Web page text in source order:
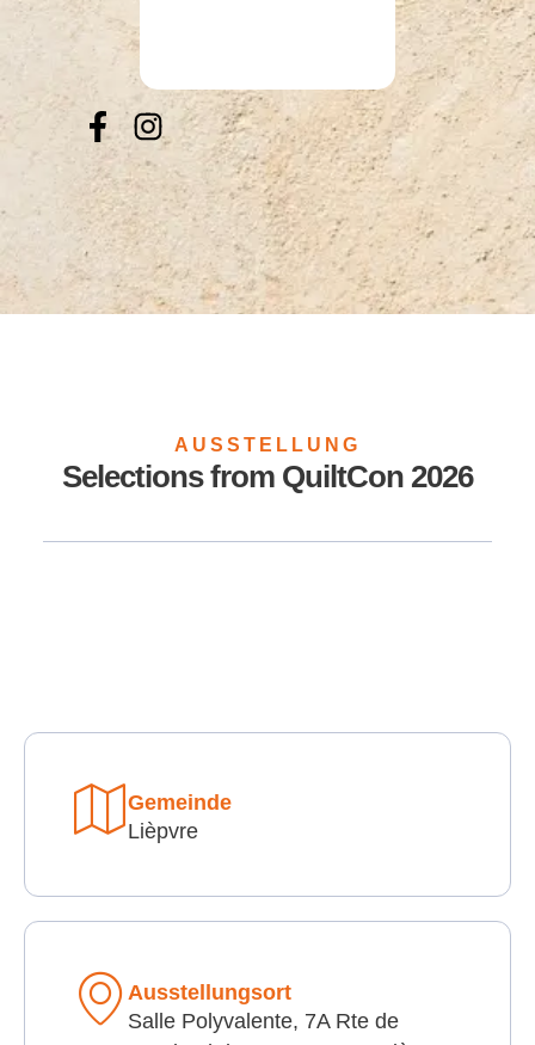
AUSSTELLUNG
Selections from QuiltCon 2026
Gemeinde
Lièpvre
Ausstellungsort
Salle Polyvalente, 7A Rte de